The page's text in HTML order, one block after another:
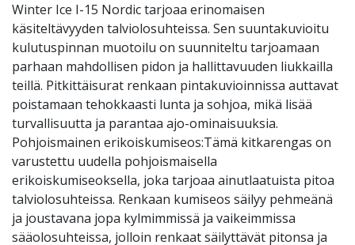
Winter Ice I-15 Nordic tarjoaa erinomaisen
käsiteltävyyden talviolosuhteissa. Sen suuntakuvioitu
kulutuspinnan muotoilu on suunniteltu tarjoamaan
parhaan mahdollisen pidon ja hallittavuuden liukkailla
teillä. Pitkittäisurat renkaan pintakuvioinnissa auttavat
poistamaan tehokkaasti lunta ja sohjoa, mikä lisää
turvallisuutta ja parantaa ajo-ominaisuuksia.
Pohjoismainen erikoiskumiseos:Tämä kitkarengas on
varustettu uudella pohjoismaisella
erikoiskumiseoksella, joka tarjoaa ainutlaatuista pitoa
talviolosuhteissa. Renkaan kumiseos säilyy pehmeänä
ja joustavana jopa kylmimmissä ja vaikeimmissa
sääolosuhteissa, jolloin renkaat säilyttävät pitonsa ja